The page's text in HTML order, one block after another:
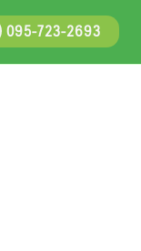
095-723-2693